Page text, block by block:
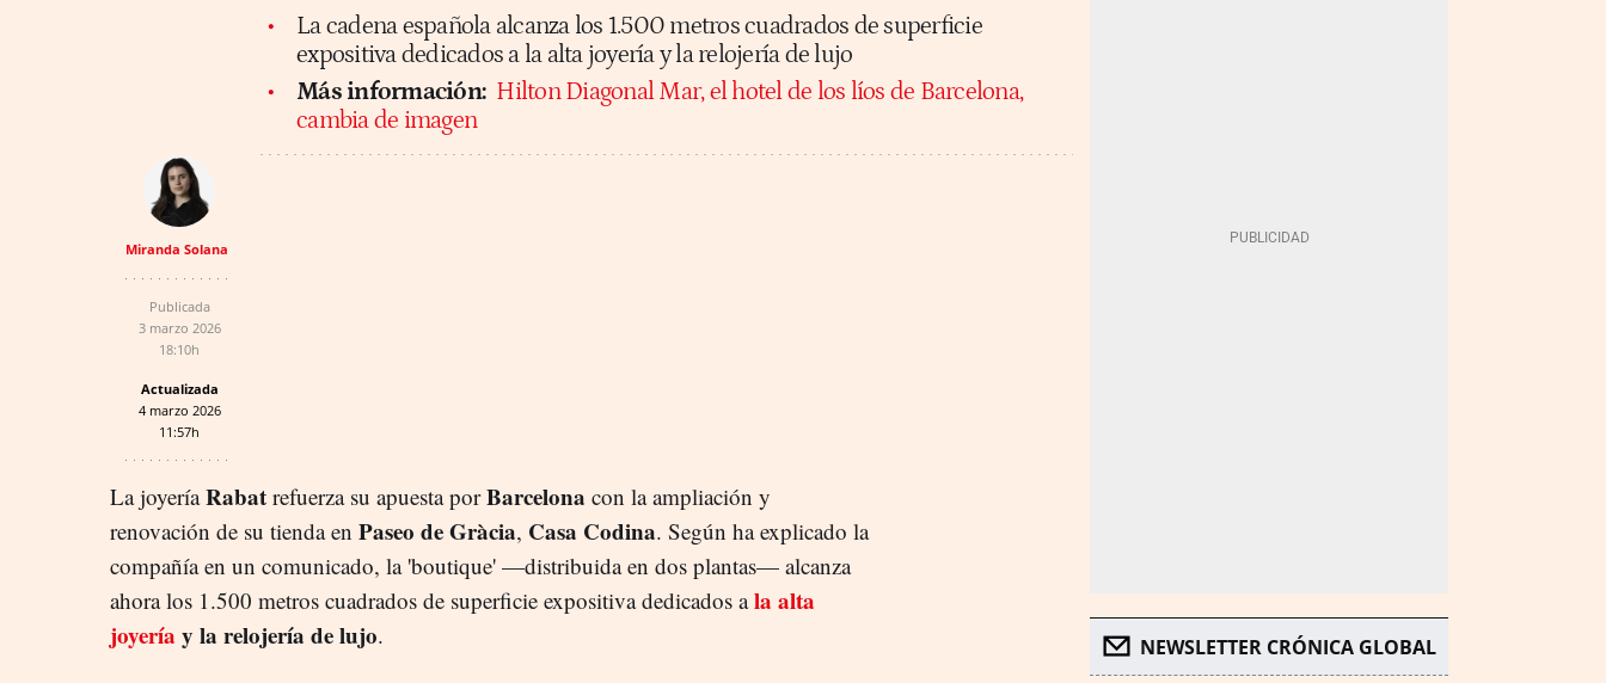
La cadena española alcanza los 1.500 metros cuadrados de superficie
expositiva dedicados a la alta joyería y la relojería de lujo
Más información: Hilton Diagonal Mar, el hotel de los líos de Barcelona,
cambia de imagen
Miranda Solana
Publicada
3 marzo 2026
18:10h
Actualizada
4 marzo 2026
11:57h
La joyeríaRabat refuerza su apuesta porBarcelona con la ampliación y
renovación de su tienda en Paseo de Gràcia, Casa Codina. Según ha explicado la
compañía en un comunicado, la 'boutique' —distribuida en dos plantas— alcanza
ahora los 1.500 metros cuadrados de superficie expositiva dedicados ala alta
joyería y la relojería de lujo. NEWSLETTER CRÓNICA GLOBAL